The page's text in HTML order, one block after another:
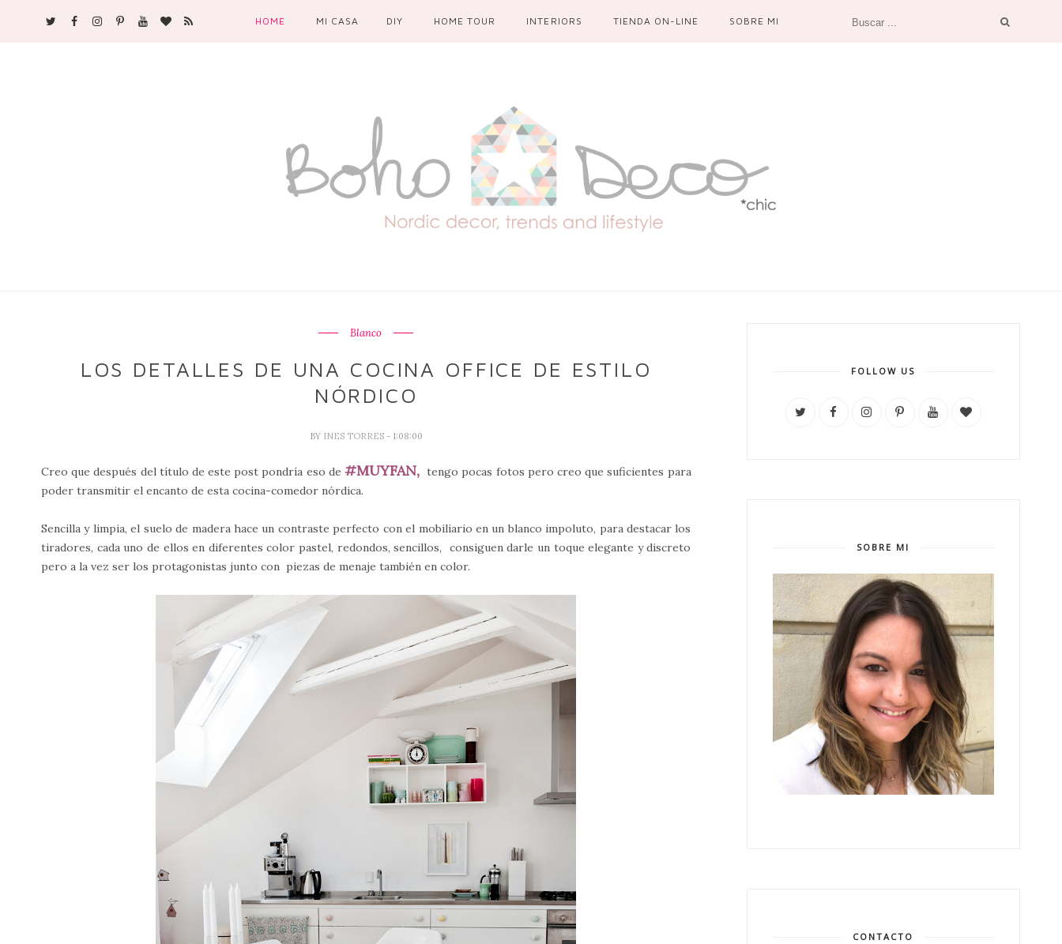
HOME MI CASA DIY HOME TOUR INTERIORS TIENDA ON-LINE SOBRE MI
Blanco
LOS DETALLES DE UNA COCINA OFFICE DE ESTILO
NÓRDICO
BY INES TORRES - 1:08:00
Creo que después del título de este post pondría eso de #MUYFAN, tengo pocas fotos pero creo que suficientes para
poder transmitir el encanto de esta cocina-comedor nórdica.
Sencilla y limpia, el suelo de madera hace un contraste perfecto con el mobiliario en un blanco impoluto, para destacar los
tiradores, cada uno de ellos en diferentes color pastel, redondos, sencillos, consiguen darle un toque elegante y discreto
pero a la vez ser los protagonistas junto con piezas de menaje también en color.
FOLLOW US
SOBRE MI
CONTACTO